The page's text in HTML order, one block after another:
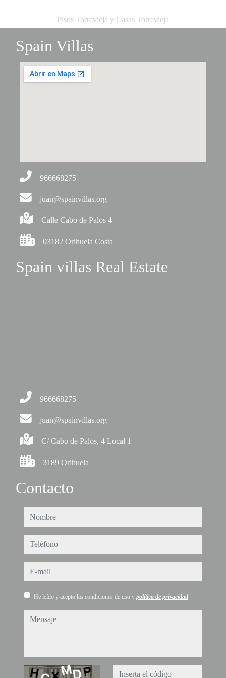
Pisos Torrevieja y Casas Torrevieja
Spain Villas
966668275
juan@spainvillas.org
Calle Cabo de Palos 4
03182 Orihuela Costa
Spain villas Real Estate
966668275
juan@spainvillas.org
C/ Cabo de Palos, 4 Local 1
3189 Orihuela
Contacto
nombre
teléfono
e-mail
He leído y acepto las condiciones de uso y política de privacidad
mensaje
Captcha